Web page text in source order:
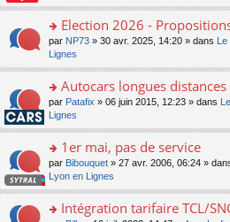
ré
c
e
nt
pl
u
s
ré
c
nt
g
e
n
o
n
le
s
ré
e
m
e
s
s
e
n
o
n
lu
pl
ré
s
er
le
m
e
s
s
a
n
o
n
lu
le
o
s
er
le
m
e
s
s
a
n
Election 2026 -
par NP73 » 30 avr. 2025, 14:20 » dans
Lignes
o
s
er
le
m
e
s
Autocars longues distances
par Patafix » 06 juin 2015, 12:23 » dans
Lignes
o
s
er
1er mai, pas de service
par Bibouquet » 27 avr. 2006, 06:24 »
Lyon en Lignes
Intégration tarifaire TCL/